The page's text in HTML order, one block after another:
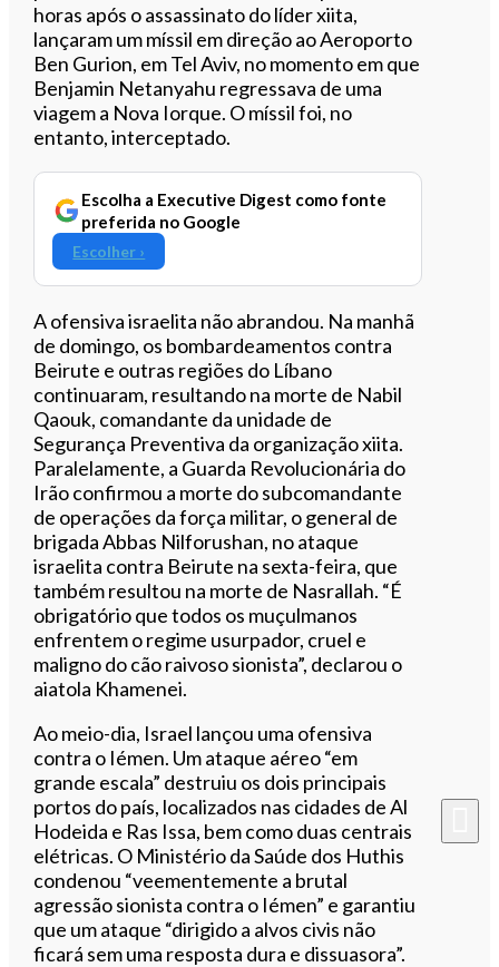
horas após o assassinato do líder xiita,
lançaram um míssil em direção ao Aeroporto
Ben Gurion, em Tel Aviv, no momento em que
Benjamin Netanyahu regressava de uma
viagem a Nova Iorque. O míssil foi, no
entanto, interceptado.
Escolha a Executive Digest como fonte
preferida no Google
Escolher ›
A ofensiva israelita não abrandou. Na manhã
de domingo, os bombardeamentos contra
Beirute e outras regiões do Líbano
continuaram, resultando na morte de Nabil
Qaouk, comandante da unidade de
Segurança Preventiva da organização xiita.
Paralelamente, a Guarda Revolucionária do
Irão confirmou a morte do subcomandante
de operações da força militar, o general de
brigada Abbas Nilforushan, no ataque
israelita contra Beirute na sexta-feira, que
também resultou na morte de Nasrallah. “É
obrigatório que todos os muçulmanos
enfrentem o regime usurpador, cruel e
maligno do cão raivoso sionista”, declarou o
aiatola Khamenei.
Ao meio-dia, Israel lançou uma ofensiva
contra o Iémen. Um ataque aéreo “em
grande escala” destruiu os dois principais
portos do país, localizados nas cidades de Al
Hodeida e Ras Issa, bem como duas centrais
elétricas. O Ministério da Saúde dos Huthis
condenou “veementemente a brutal
agressão sionista contra o Iémen” e garantiu
que um ataque “dirigido a alvos civis não
ficará sem uma resposta dura e dissuasora”.